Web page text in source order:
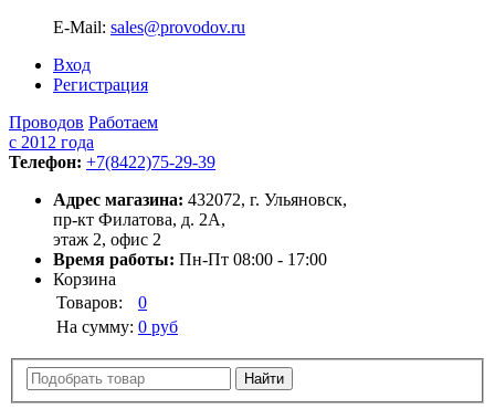
E-Mail: sales@provodov.ru
Вход
Регистрация
Проводов Работаем
с 2012 года
Телефон: +7(8422)75-29-39
Адрес магазина: 432072, г. Ульяновск,
пр-кт Филатова, д. 2А,
этаж 2, офис 2
Время работы: Пн-Пт 08:00 - 17:00
Корзина
Товаров:
0
На сумму: 0 руб